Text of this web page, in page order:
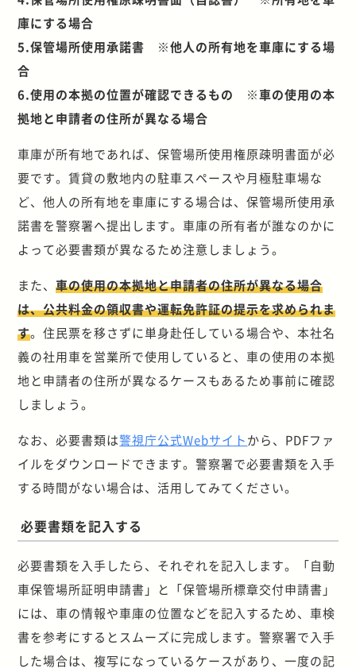
庫にする場合
5.保管場所使用承諾書 ※他人の所有地を車庫にする場
合
6.使用の本拠の位置が確認できるもの ※車の使用の本
拠地と申請者の住所が異なる場合
車庫が所有地であれば、保管場所使用権原疎明書面が必
要です。賃貸の敷地内の駐車スペースや月極駐車場な
ど、他人の所有地を車庫にする場合は、保管場所使用承
諾書を警察署へ提出します。車庫の所有者が誰なのかに
よって必要書類が異なるため注意しましょう。
また、車の使用の本拠地と申請者の住所が異なる場合
は、公共料金の領収書や運転免許証の提示を求められま
す。住民票を移さずに単身赴任している場合や、本社名
義の社用車を営業所で使用していると、車の使用の本拠
地と申請者の住所が異なるケースもあるため事前に確認
しましょう。
なお、必要書類は警視庁公式Webサイトから、PDFファ
イルをダウンロードできます。警察署で必要書類を入手
する時間がない場合は、活用してみてください。
必要書類を記入する
必要書類を入手したら、それぞれを記入します。「自動
車保管場所証明申請書」と「保管場所標章交付申請書」
には、車の情報や車庫の位置などを記入するため、車検
書を参考にするとスムーズに完成します。警察署で入手
した場合は、複写になっているケースがあり、一度の記